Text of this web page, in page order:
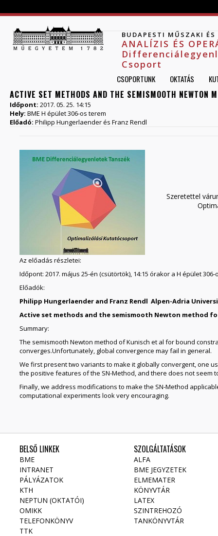
BUDAPESTI MŰSZAKI
ANALÍZIS ÉS
Csoport
CSOPORTUNK OKTATÁS
ACTIVE SET METHODS AND THE SEMISMOOTH NEWTON
Időpont: 2017. 05. 25. 14:15
Hely: BME H épület 306-os terem
Előadó: Philipp Hungerlaender és Franz Rendl
Szeretettel várunk
Optimalizálás
Az előadás részletei:
Időpont: 2017. május 25-én (csütörtök), 14:15 órakor a H épület
Előadók:
Philipp Hungerlaender and Franz Rendl Alpen-Adria
Active set methods and the semismooth Newton method
Summary:
The semismooth Newton method of Kunisch et al for bound
converges.Unfortunately, global convergence may fail in general.
We first present two variants to make it globally convergent, one
the positive features of the SN-Method, and there does not seem
Finally, we address modifications to make the SN-Method
computational experiments look very encouraging.
BELSŐ LINKEK
BME
INTRANET
PÁLYÁZATOK
KTH
NEPTUN (OKTATÓI)
OMIKK
TELEFONKÖNYV
TTK
SZOLGÁLTATÁSOK
ALFA
BME JEGYZETEK
ELMEMATER
KÖNYVTÁR
LATEX
SZINTREHOZÓ
TANKÖNYVTÁR